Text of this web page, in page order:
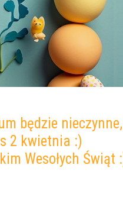
będzie nieczynne,
2 kwietnia :)
Wesołych Świąt